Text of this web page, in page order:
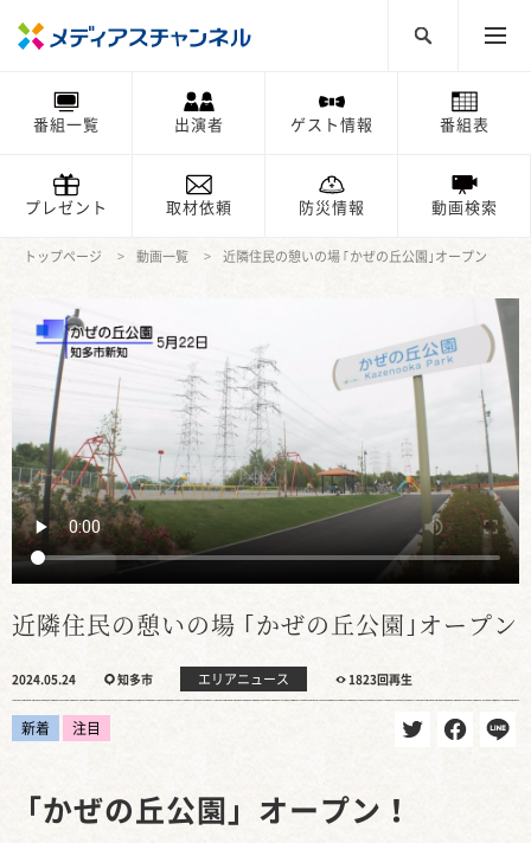
番組一覧 出演者 ゲスト情報 番組表
プレゼント 取材依頼 防災情報 動画検索
トップページ 動画一覧 近隣住民の憩いの場 ｢かぜの丘公園｣オープン
近隣住民の憩いの場 ｢かぜの丘公園｣オープン
2024.05.24 知多市 エリアニュース 1823回再生
新着 注目
「かぜの丘公園」オープン！